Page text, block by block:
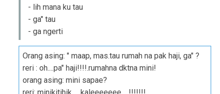
- lih mana ku tau
- ga" tau
- ga ngerti
Orang asing: " maap, mas.tau rumah na pak haji, ga" ?
reri : oh....pa" haji!!!!.rumahna dktna mini!
orang asing: mini sapae?
reri: minikitihik......kaleeeeeee.....!!!!!!!